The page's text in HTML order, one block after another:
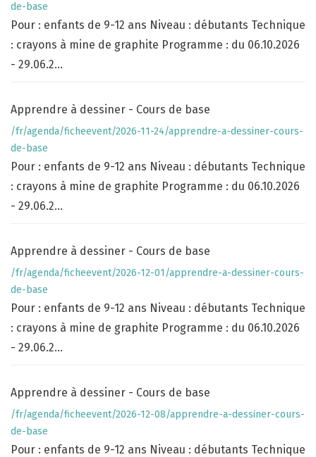
de-base
Pour : enfants de 9-12 ans Niveau : débutants Technique
: crayons à mine de graphite Programme : du 06.10.2026
- 29.06.2...
Apprendre à dessiner - Cours de base
/fr/agenda/ficheevent/2026-11-24/apprendre-a-dessiner-cours-
de-base
Pour : enfants de 9-12 ans Niveau : débutants Technique
: crayons à mine de graphite Programme : du 06.10.2026
- 29.06.2...
Apprendre à dessiner - Cours de base
/fr/agenda/ficheevent/2026-12-01/apprendre-a-dessiner-cours-
de-base
Pour : enfants de 9-12 ans Niveau : débutants Technique
: crayons à mine de graphite Programme : du 06.10.2026
- 29.06.2...
Apprendre à dessiner - Cours de base
/fr/agenda/ficheevent/2026-12-08/apprendre-a-dessiner-cours-
de-base
Pour : enfants de 9-12 ans Niveau : débutants Technique